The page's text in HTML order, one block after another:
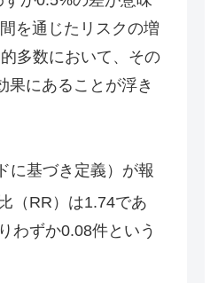
を通じたリスクの増
多数において、その
果にあることが浮き
に基づき定義）が報
（RR）は1.74であ
わずか0.08件という